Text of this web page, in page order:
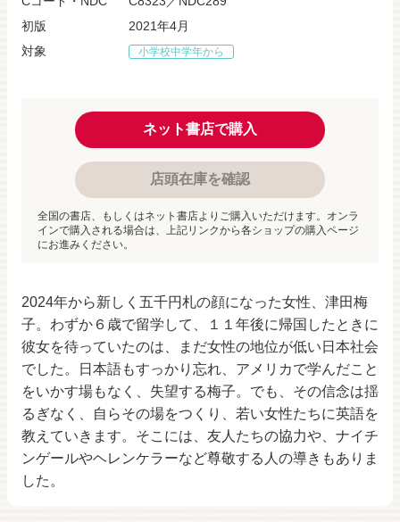
2024年から新しく五千円札の顔になった女性、津田梅
子。わずか６歳で留学して、１１年後に帰国したときに
彼女を待っていたのは、まだ女性の地位が低い日本社会
でした。日本語もすっかり忘れ、アメリカで学んだこと
をいかす場もなく、失望する梅子。でも、その信念は揺
るぎなく、自らその場をつくり、若い女性たちに英語を
教えていきます。そこには、友人たちの協力や、ナイチ
ンゲールやヘレンケラーなど尊敬する人の導きもありま
した。
初版
2021年4月
対象
小学校中学年から
ネット書店で購入
店頭在庫を確認
全国の書店、もしくはネット書店よりご購入いただけます。オンラ
インで購入される場合は、上記リンクから各ショップの購入ページ
にお進みください。